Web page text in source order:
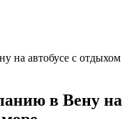
в Вену на